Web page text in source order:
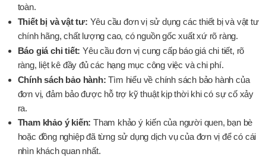
toàn.
Thiết bị và vật tư: Yêu cầu đơn vị sử dụng các thiết bị và vật tư
chính hãng, chất lượng cao, có nguồn gốc xuất xứ rõ ràng.
Báo giá chi tiết: Yêu cầu đơn vị cung cấp báo giá chi tiết, rõ
ràng, liệt kê đầy đủ các hạng mục công việc và chi phí.
Chính sách bảo hành: Tìm hiểu về chính sách bảo hành của
đơn vị, đảm bảo được hỗ trợ kỹ thuật kịp thời khi có sự cố xảy
ra.
Tham khảo ý kiến: Tham khảo ý kiến của người quen, bạn bè
hoặc đồng nghiệp đã từng sử dụng dịch vụ của đơn vị để có cái
nhìn khách quan nhất.